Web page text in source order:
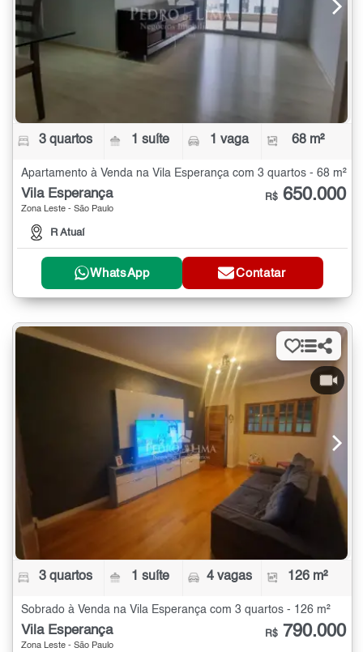
3 quartos 1 suíte 1 vaga 68 m²
Apartamento à Venda na Vila Esperança com 3 quartos - 68 m²
Vila Esperança
Zona Leste - São Paulo
R Atuaí
R$ 650.000
WhatsApp Contatar
3 quartos 1 suíte 4 vagas 126 m²
Sobrado à Venda na Vila Esperança com 3 quartos - 126 m²
Vila Esperança
Zona Leste - São Paulo
R$ 790.000